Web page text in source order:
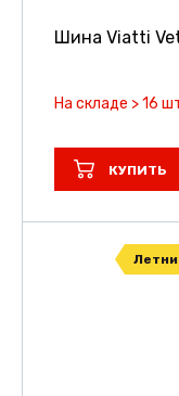
Шина Viatti
На складе > 16
КУПИТЬ